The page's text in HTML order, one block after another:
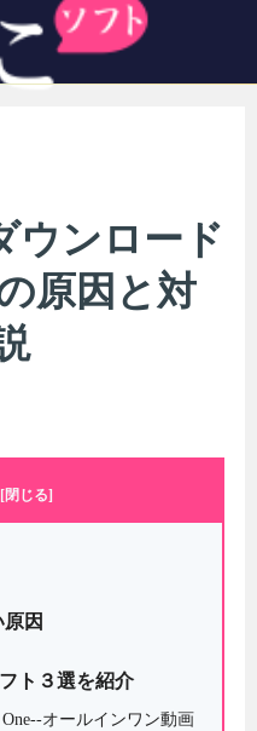
ウンロード
原因と対
[閉じる]
因
ト３選を紹介
オールインワン動画